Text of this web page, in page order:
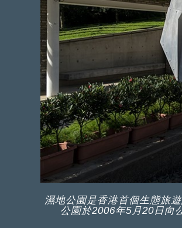
濕地公園是香港首個生態旅
公園於2006年5月20日向